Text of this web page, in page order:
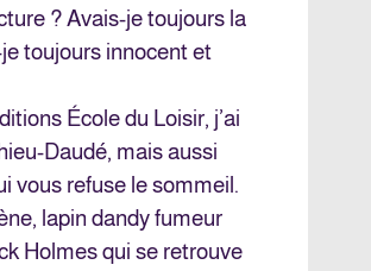
? Avais-je toujours la
toujours innocent et
École du Loisir, j’ai
Daudé, mais aussi
vous refuse le sommeil.
lapin dandy fumeur
Holmes qui se retrouve